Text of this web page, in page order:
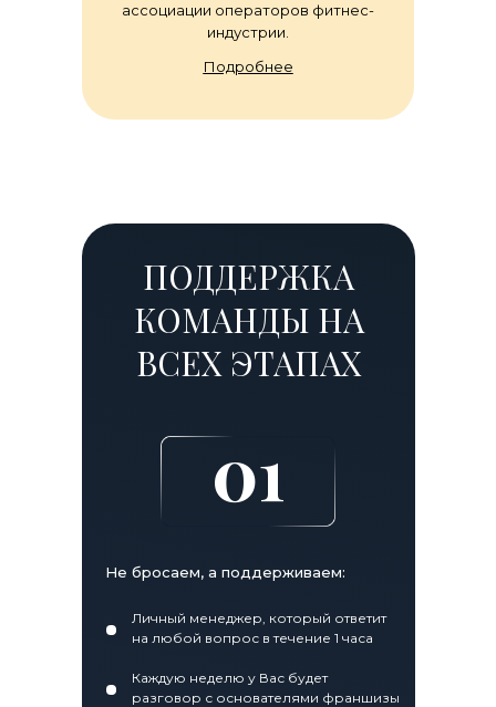
Подробнее
ассоциации операторов фитнес-
индустрии.
ПОДДЕРЖКА
КОМАНДЫ НА
ВСЕХ ЭТАПАХ
Не бросаем, а поддерживаем:
Личный менеджер, который ответит
на любой вопрос в течение 1 часа
Каждую неделю у Вас будет
разговор с основателями франшизы
01